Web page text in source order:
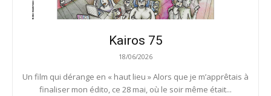
Kairos 75
18/06/2026
Un film qui dérange en « haut lieu » Alors que je m’apprêtais à
finaliser mon édito, ce 28 mai, où le soir même était...